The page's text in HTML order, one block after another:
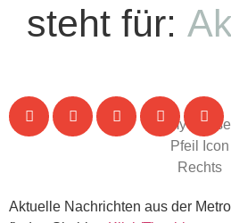
steht für:
Aktuelle Nachrichten aus der